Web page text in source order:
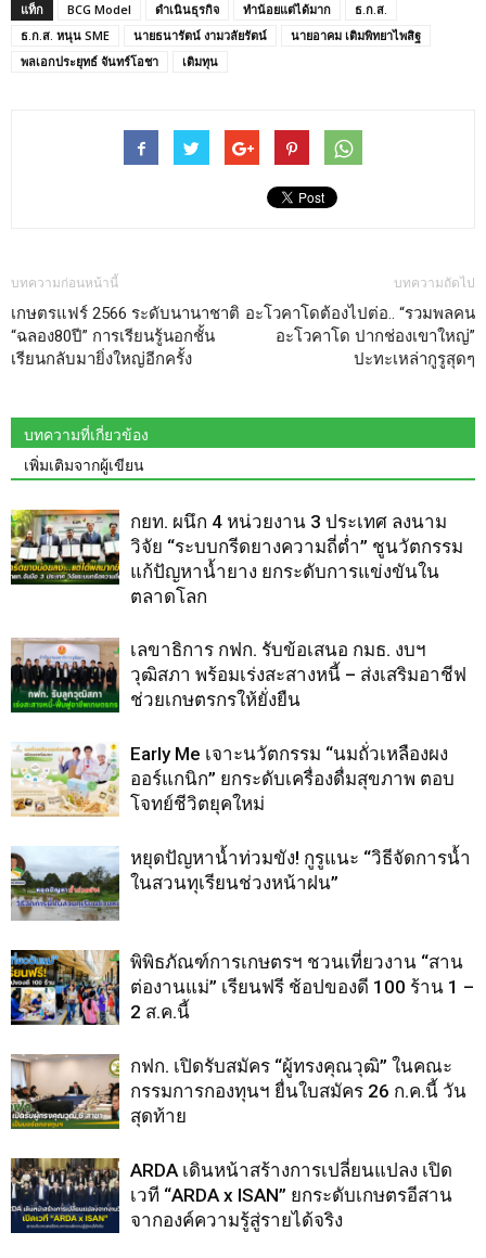
แท็ก BCG Model ดำเนินธุรกิจ ทำน้อยแต่ได้มาก
ธ.ก.ส.
ธ.ก.ส. หนุน SME
นายธนารัตน์ งามวลัยรัตน์
นายอาคม เติมพิทยาไพสิฐ
พลเอกประยุทธ์ จันทร์โอชา
เติมทุน
บทความก่อนหน้านี้
เกษตรแฟร์ 2566 ระดับนานาชาติ
“ฉลอง80ปี” การเรียนรู้นอกชั้น
เรียนกลับมายิ่งใหญ่อีกครั้ง
บทความถัดไป
อะโวคาโดต้องไปต่อ.. “รวมพลคน
อะโวคาโด ปากช่องเขาใหญ่”
ปะทะเหล่ากูรูสุดๆ
บทความที่เกี่ยวข้อง
เพิ่มเติมจากผู้เขียน
กยท. ผนึก 4 หน่วยงาน 3 ประเทศ ลงนาม
วิจัย “ระบบกรีดยางความถี่ต่ำ” ชูนวัตกรรม
แก้ปัญหาน้ำยาง ยกระดับการแข่งขันใน
ตลาดโลก
เลขาธิการ กฟก. รับข้อเสนอ กมธ. งบฯ
วุฒิสภา พร้อมเร่งสะสางหนี้ – ส่งเสริมอาชีฟ
ช่วยเกษตรกรให้ยั่งยืน
Early Me เจาะนวัตกรรม “นมถั่วเหลืองผง
ออร์แกนิก” ยกระดับเครื่องดื่มสุขภาพ ตอบ
โจทย์ชีวิตยุคใหม่
หยุดปัญหาน้ำท่วมขัง! กูรูแนะ “วิธีจัดการน้ำ
ในสวนทุเรียนช่วงหน้าฝน”
พิพิธภัณฑ์การเกษตรฯ ชวนเที่ยวงาน “สาน
ต่องานแม่” เรียนฟรี ช้อปของดี 100 ร้าน 1 –
2 ส.ค.นี้
กฟก. เปิดรับสมัคร “ผู้ทรงคุณวุฒิ” ในคณะ
กรรมการกองทุนฯ ยื่นใบสมัคร 26 ก.ค.นี้ วัน
สุดท้าย
ARDA เดินหน้าสร้างการเปลี่ยนแปลง เปิด
เวที “ARDA x ISAN” ยกระดับเกษตรอีสาน
จากองค์ความรู้สู่รายได้จริง